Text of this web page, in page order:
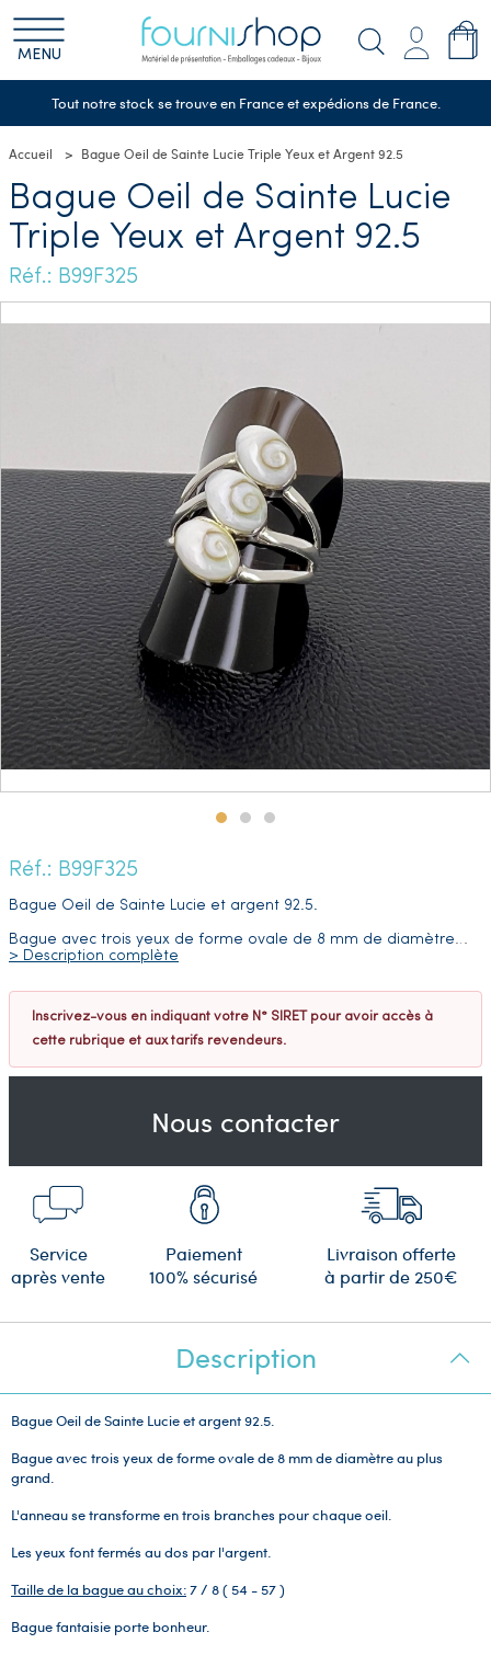
MENU
Tout notre stock se trouve en France et expédions de France.
Accueil Bague Oeil de Sainte Lucie Triple Yeux et Argent 92.5
Bague Oeil de Sainte Lucie
Triple Yeux et Argent 92.5
Réf.: B99F325
Réf.: B99F325
Bague Oeil de Sainte Lucie et argent 92.5.
Bague avec trois yeux de forme ovale de 8 mm de diamètre…
> Description complète
Inscrivez-vous en indiquant votre N° SIRET pour avoir accès à
cette rubrique et aux tarifs revendeurs.
Nous contacter
Service
après vente
Paiement
100% sécurisé
Livraison offerte
à partir de 250€
Description
Bague Oeil de Sainte Lucie et argent 92.5.
Bague avec trois yeux de forme ovale de 8 mm de diamètre au plus
grand.
L'anneau se transforme en trois branches pour chaque oeil.
Les yeux font fermés au dos par l'argent.
Taille de la bague au choix:7 / 8 ( 54 - 57 )
Bague fantaisie porte bonheur.